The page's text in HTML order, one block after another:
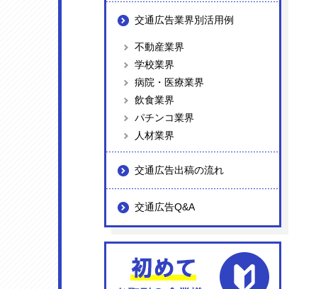
交通広告業界別活用例
不動産業界
学校業界
病院・医療業界
飲食業界
パチンコ業界
人材業界
交通広告出稿の流れ
交通広告Q&A